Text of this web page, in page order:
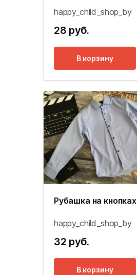
happy_child_shop_by
28 руб.
В корзину
Рубашка на кнопках
happy_child_shop_by
32 руб.
В корзину